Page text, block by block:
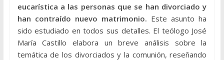
eucarística a las personas que se han divorciado y
han contraído nuevo matrimonio. Este asunto ha
sido estudiado en todos sus detalles. El teólogo José
María Castillo elabora un breve análisis sobre la
temática de los divorciados y la comunión, reseñando